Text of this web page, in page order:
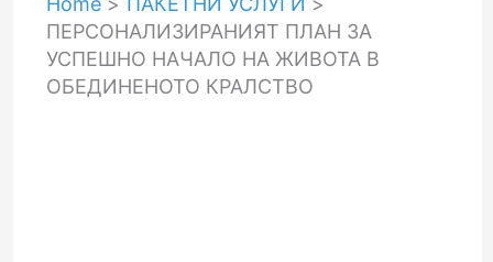
ПЕРСОНАЛИЗИРАНИЯТ ПЛАН ЗА
УСПЕШНО НАЧАЛО НА ЖИВОТА В
ОБЕДИНЕНОТО КРАЛСТВО